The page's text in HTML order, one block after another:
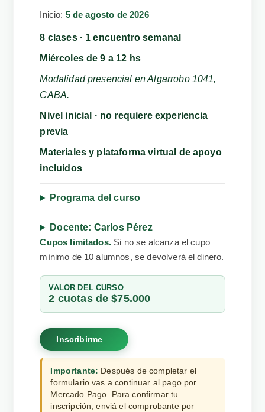
Inicio: 5 de agosto de 2026
8 clases · 1 encuentro semanal
Miércoles de 9 a 12 hs
Modalidad presencial en Algarrobo 1041,
CABA.
Nivel inicial · no requiere experiencia
previa
Materiales y plataforma virtual de apoyo
incluidos
Programa del curso
Docente: Carlos Pérez
Cupos limitados.Si no se alcanza el cupo
mínimo de 10 alumnos, se devolverá el dinero.
VALOR DEL CURSO
2 cuotas de $75.000
Inscribirme
Importante: Después de completar el
formulario vas a continuar al pago por
Mercado Pago. Para confirmar tu
inscripción, enviá el comprobante por